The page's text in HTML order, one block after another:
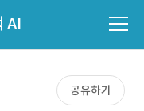
AI
공유하기